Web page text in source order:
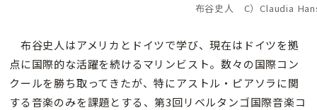
布谷史人 C）Claudia
布谷史人はアメリカとドイツで学び、現在はドイツを拠
点に国際的な活躍を続けるマリンビスト。数々の国際コン
クールを勝ち取ってきたが、特にアストル・ピアソラに関
する音楽のみを課題とする、第3回リベルタンゴ国際音楽コ